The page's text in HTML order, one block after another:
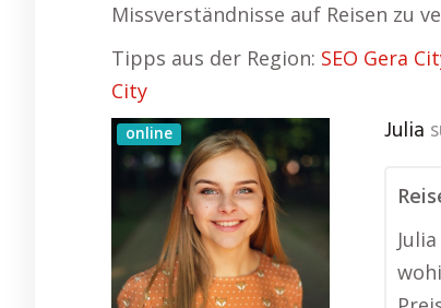
Missverständnisse auf Reisen zu
Tipps aus der Region: SEO Gera
City
online Julia